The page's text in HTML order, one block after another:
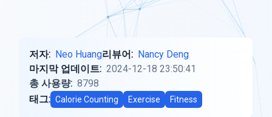
저자: Neo Huang리뷰어: Nancy Deng
마지막 업데이트: 2024-12-18 23:50:41
총 사용량: 8798
태그: Calorie Counting Exercise Fitness